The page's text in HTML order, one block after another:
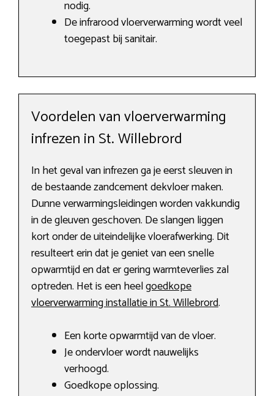
nodig.
De infrarood vloerverwarming wordt veel
toegepast bij sanitair.
Voordelen van vloerverwarming
infrezen in St. Willebrord
In het geval van infrezen ga je eerst sleuven in
de bestaande zandcement dekvloer maken.
Dunne verwarmingsleidingen worden vakkundig
in de gleuven geschoven. De slangen liggen
kort onder de uiteindelijke vloerafwerking. Dit
resulteert erin dat je geniet van een snelle
opwarmtijd en dat er gering warmteverlies zal
optreden. Het is een heelgoedkope
vloerverwarming installatie in St. Willebrord.
Een korte opwarmtijd van de vloer.
Je ondervloer wordt nauwelijks
verhoogd.
Goedkope oplossing.